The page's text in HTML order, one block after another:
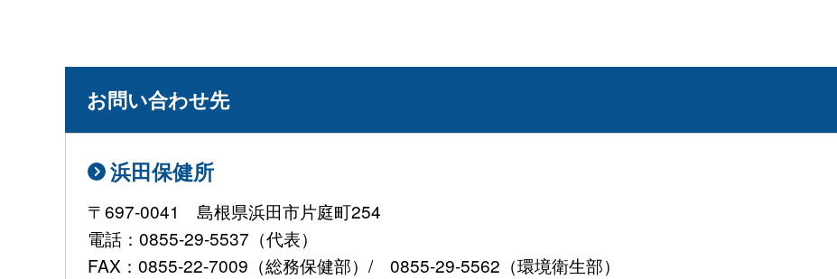
お問い合わせ先
浜田保健所
〒697-0041 島根県浜田市片庭町254
電話：0855-29-5537（代表）
FAX：0855-22-7009（総務保健部）/ 0855-29-5562（環境衛生部）